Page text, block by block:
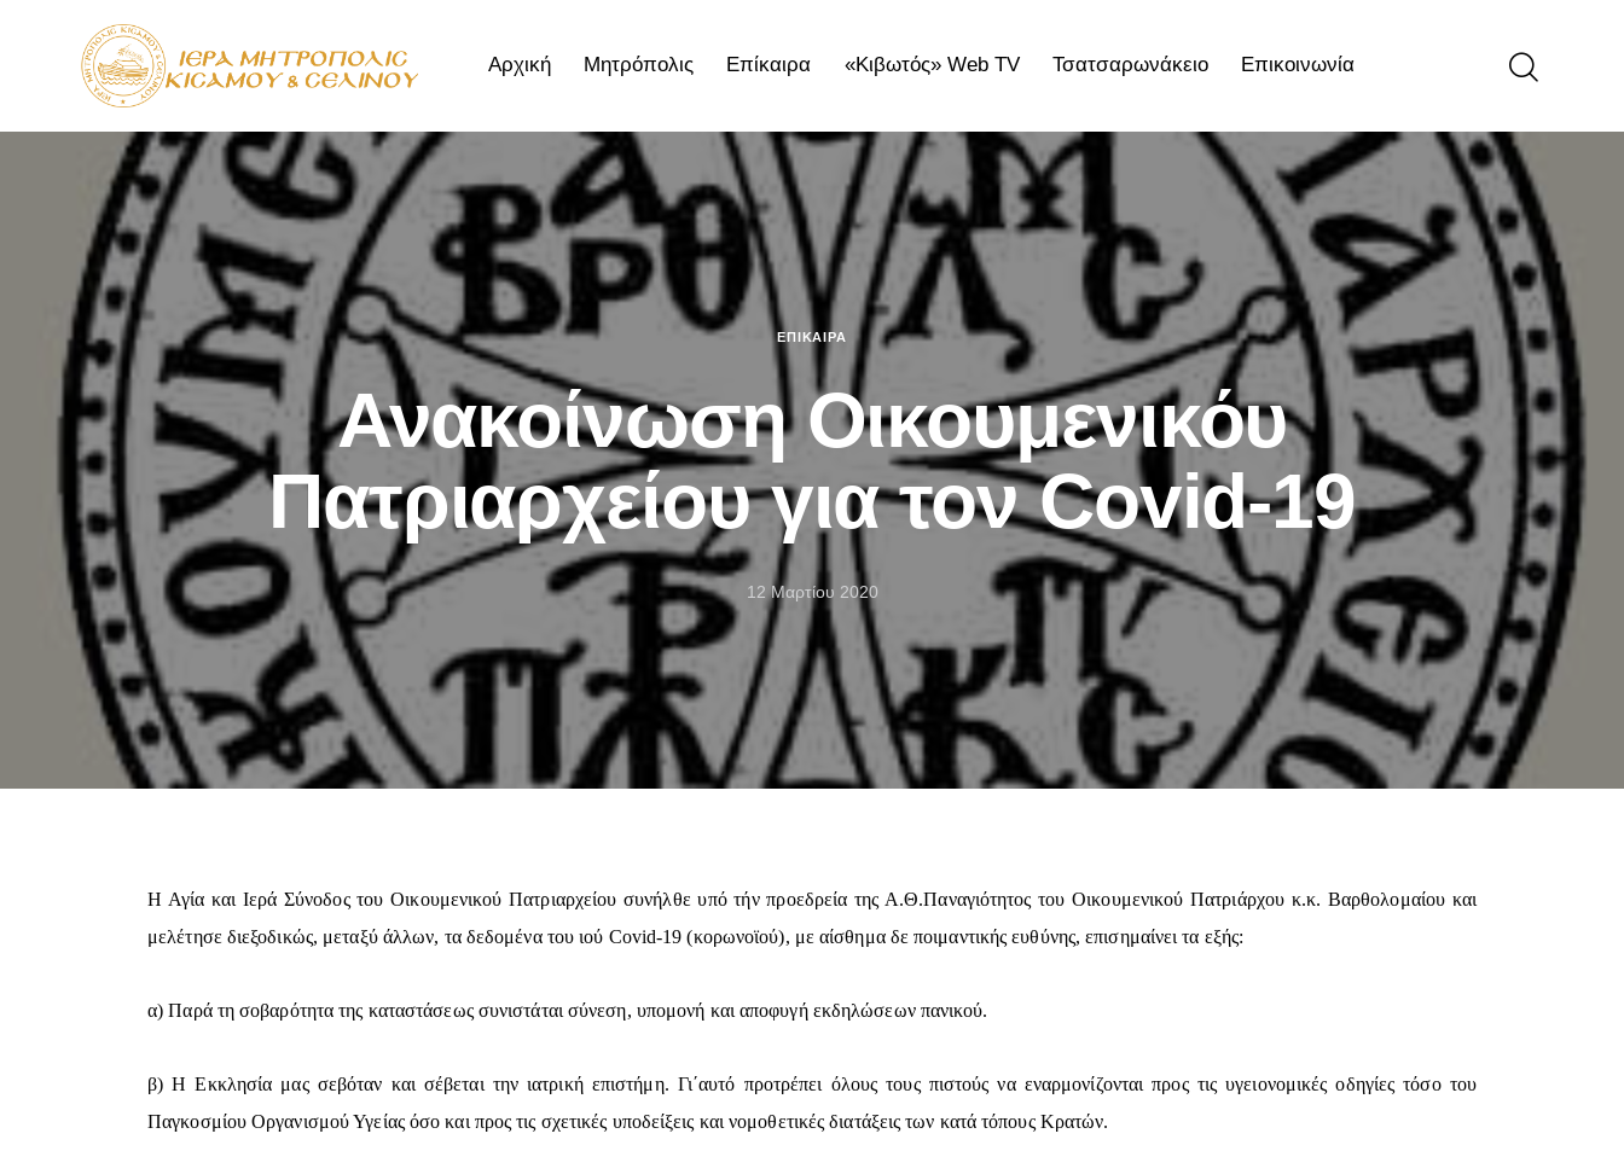
Αρχική Μητρόπολις Επίκαιρα «Κιβωτός» Web TV Τσατσαρωνάκειο Επικοινωνία
Αρχική Μητρόπολις Επίκαιρα «Κιβωτός» Web TV Τσατσαρωνάκειο Επικοινωνία
ΕΠΊΚΑΙΡΑ
Ανακοίνωση Οικουμενικόυ
Πατριαρχείου για τον Covid-19
12 Μαρτίου 2020
Η Αγία και Ιερά Σύνοδος του Οικουμενικού Πατριαρχείου συνήλθε υπό τήν προεδρεία της Α.Θ.Παναγιότητος του Οικουμενικού Πατριάρχου κ.κ. Βαρθολομαίου και
μελέτησε διεξοδικώς, μεταξύ άλλων, τα δεδομένα του ιού Covid-19 (κορωνοϊού), με αίσθημα δε ποιμαντικής ευθύνης, επισημαίνει τα εξής:
α) Παρά τη σοβαρότητα της καταστάσεως συνιστάται σύνεση, υπομονή και αποφυγή εκδηλώσεων πανικού.
β) Η Εκκλησία μας σεβόταν και σέβεται την ιατρική επιστήμη. Γι΄αυτό προτρέπει όλους τους πιστούς να εναρμονίζονται προς τις υγειονομικές οδηγίες τόσο του
Παγκοσμίου Οργανισμού Υγείας όσο και προς τις σχετικές υποδείξεις και νομοθετικές διατάξεις των κατά τόπους Κρατών.